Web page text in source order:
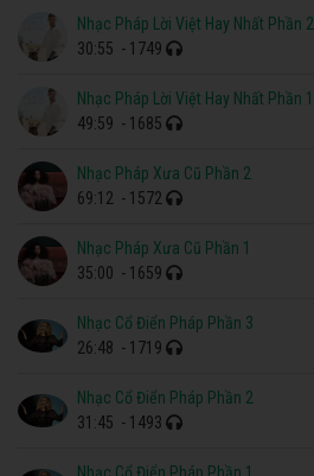
Nhạc Pháp Lời Việt Hay Nhất Phần 2
30:55 - 1749
Nhạc Pháp Lời Việt Hay Nhất Phần 1
49:59 - 1685
Nhạc Pháp Xưa Cũ Phần 2
69:12 - 1572
Nhạc Pháp Xưa Cũ Phần 1
35:00 - 1659
Nhạc Cổ Điển Pháp Phần 3
26:48 - 1719
Nhạc Cổ Điển Pháp Phần 2
31:45 - 1493